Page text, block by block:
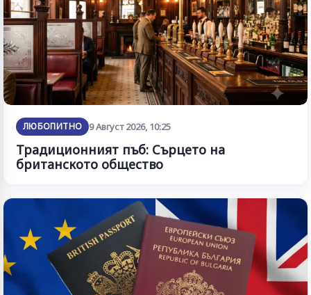
ЛЮБОПИТНО 9 Август 2026, 10:25
Традиционният пъб: Сърцето на
британското общество